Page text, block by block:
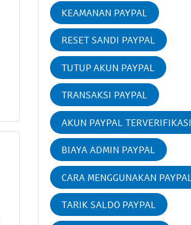
KEAMANAN PAYPAL
RESET SANDI PAYPAL
TUTUP AKUN PAYPAL
TRANSAKSI PAYPAL
AKUN PAYPAL TERVERIFIKASI
BIAYA ADMIN PAYPAL
CARA MENGGUNAKAN PAYPAL
TARIK SALDO PAYPAL